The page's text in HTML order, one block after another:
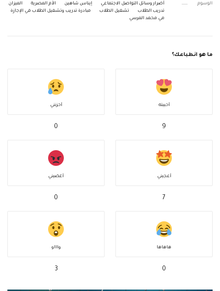
الوسوم أضرار وسائل التواصل الاجتماعي إيناس شاهين الأم المصرية
الميزان
تدريب الطلاب
تشغيل الطلاب
مبادرة تدريب وتشغيل الطلاب في الإجازة
مي محمد المرسي
ما هو انطباعك؟
أحببته
9
أحزنني
0
أعجبني
7
أغضبني
0
هاهاها
0
واااو
3